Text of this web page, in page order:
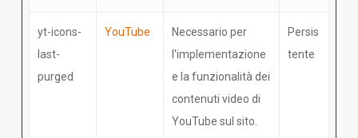
yt-icons-
last-
purged
YouTube
Necessario per
l'implementazione
e la funzionalità dei
contenuti video di
YouTube sul sito.
Persis
tente